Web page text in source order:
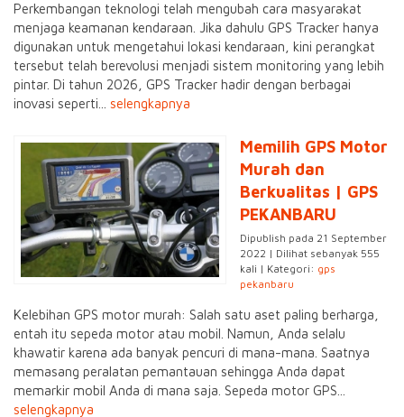
Perkembangan teknologi telah mengubah cara masyarakat
menjaga keamanan kendaraan. Jika dahulu GPS Tracker hanya
digunakan untuk mengetahui lokasi kendaraan, kini perangkat
tersebut telah berevolusi menjadi sistem monitoring yang lebih
pintar. Di tahun 2026, GPS Tracker hadir dengan berbagai
inovasi seperti... selengkapnya
Memilih GPS Motor
Murah dan
Berkualitas | GPS
PEKANBARU
Dipublish pada 21 September
2022 | Dilihat sebanyak 555
kali | Kategori: gps
pekanbaru
Kelebihan GPS motor murah: Salah satu aset paling berharga,
entah itu sepeda motor atau mobil. Namun, Anda selalu
khawatir karena ada banyak pencuri di mana-mana. Saatnya
memasang peralatan pemantauan sehingga Anda dapat
memarkir mobil Anda di mana saja. Sepeda motor GPS...
selengkapnya